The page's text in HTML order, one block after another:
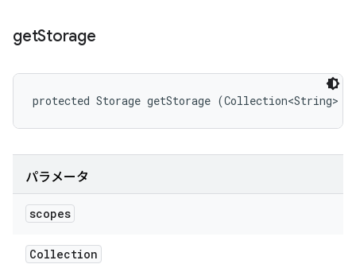
getStorage
protected Storage getStorage (Collection<String>
パラメータ
scopes
Collection